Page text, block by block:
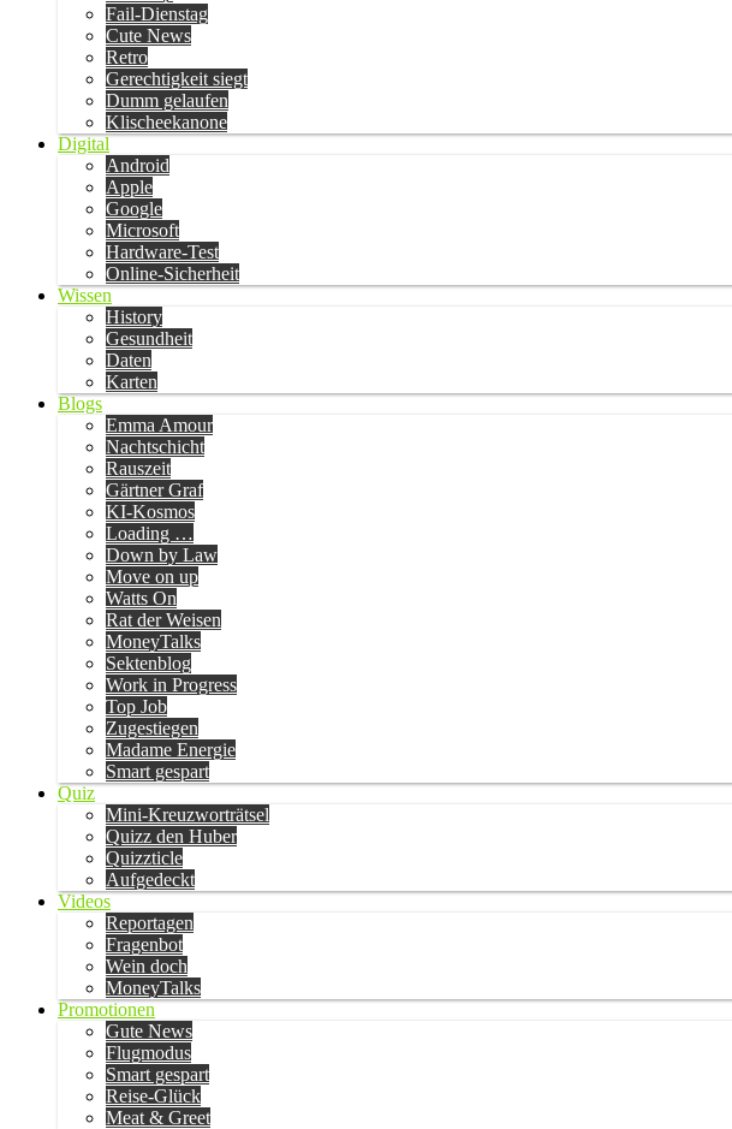
Fail-Dienstag
Cute News
Retro
Gerechtigkeit siegt
Dumm gelaufen
Klischeekanone
Digital
Android
Apple
Google
Microsoft
Hardware-Test
Online-Sicherheit
Wissen
History
Gesundheit
Daten
Karten
Blogs
Emma Amour
Nachtschicht
Rauszeit
Gärtner Graf
KI-Kosmos
Loading …
Down by Law
Move on up
Watts On
Rat der Weisen
MoneyTalks
Sektenblog
Work in Progress
Top Job
Zugestiegen
Madame Energie
Smart gespart
Quiz
Mini-Kreuzworträtsel
Quizz den Huber
Quizzticle
Aufgedeckt
Videos
Reportagen
Fragenbot
Wein doch
MoneyTalks
Promotionen
Gute News
Flugmodus
Smart gespart
Reise-Glück
Meat & Greet